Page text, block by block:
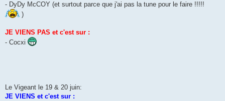
- DyDy McCOY (et surtout parce que j'ai pas la tune pour le faire !!!!!
)
JE VIENS PAS et c'est sur :
- Cocxi
Le Vigeant le 19 & 20 juin:
JE VIENS et c'est sur :